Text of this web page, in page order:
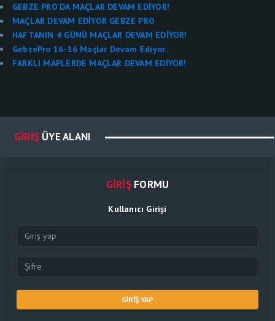
GEBZE PRO'DA MAÇLAR DEVAM EDİYOR!
MAÇLAR DEVAM EDİYOR GEBZE PRO
HAFTANIN 4 GÜNÜ MAÇLAR DEVAM EDİYOR!
GebzePro 16-16 Maçlar Devam Ediyor..
FARKLI MAPLERDE MAÇLAR DEVAM EDİYOR!
GIRIŞ ÜYE ALANI
GIRIŞFORMU
Kullanıcı Girişi
GIRIŞ YAP